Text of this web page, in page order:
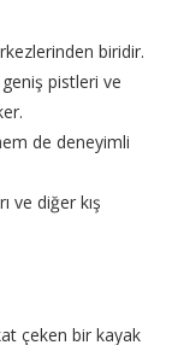
biridir.
geniş pistleri ve
de deneyimli
ve diğer kış
çeken bir kayak